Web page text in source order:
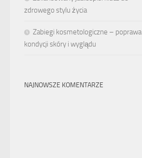
zdrowego stylu życia
Zabiegi kosmetologiczne – poprawa
kondycji skóry i wyglądu
NAJNOWSZE KOMENTARZE